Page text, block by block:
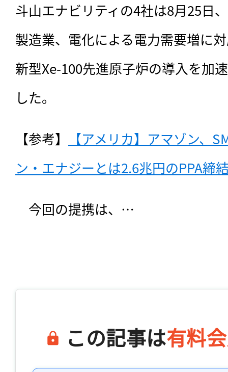
斗山エナビリティの4社は8月25日
製造業、電化による電力需要増に
新型Xe-100先進原子炉の導入を加
した。
【参考】
【アメリカ】アマゾン、
ン・エナジーとは2.6兆円のPPA締
今回の提携は、…
この記事は有料